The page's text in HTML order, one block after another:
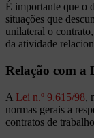
É importante que o
situações que
unilateral o
da atividade
Relação com a
A Lei n.º 9.615/98,
normas gerais a
contratos de